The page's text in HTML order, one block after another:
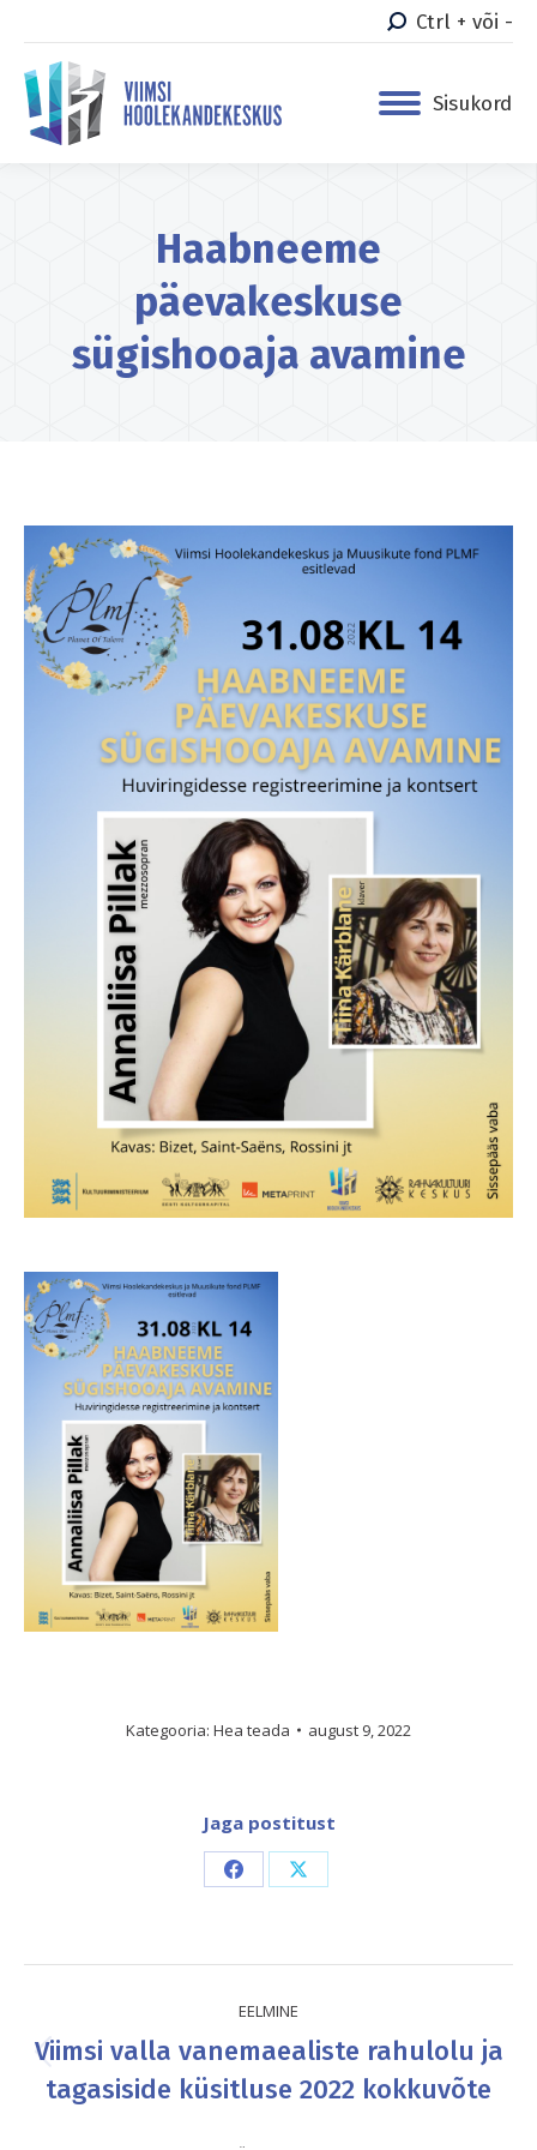
Ctrl + või -
Sisukord
Haabneeme
päevakeskuse
sügishooaja avamine
Kategooria: Hea teada august 9, 2022
Jaga postitust
Share Share
navigation
EELMINE
Previous
post:
Viimsi valla vanemaealiste rahulolu ja
tagasiside küsitluse 2022 kokkuvõte